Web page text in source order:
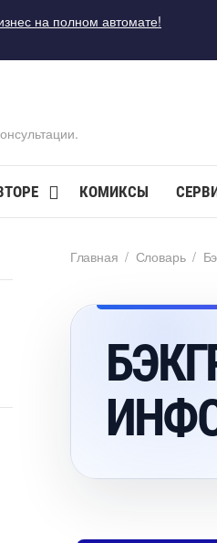
на полном автомате!
КОМИКСЫ
Главная / Словарь/